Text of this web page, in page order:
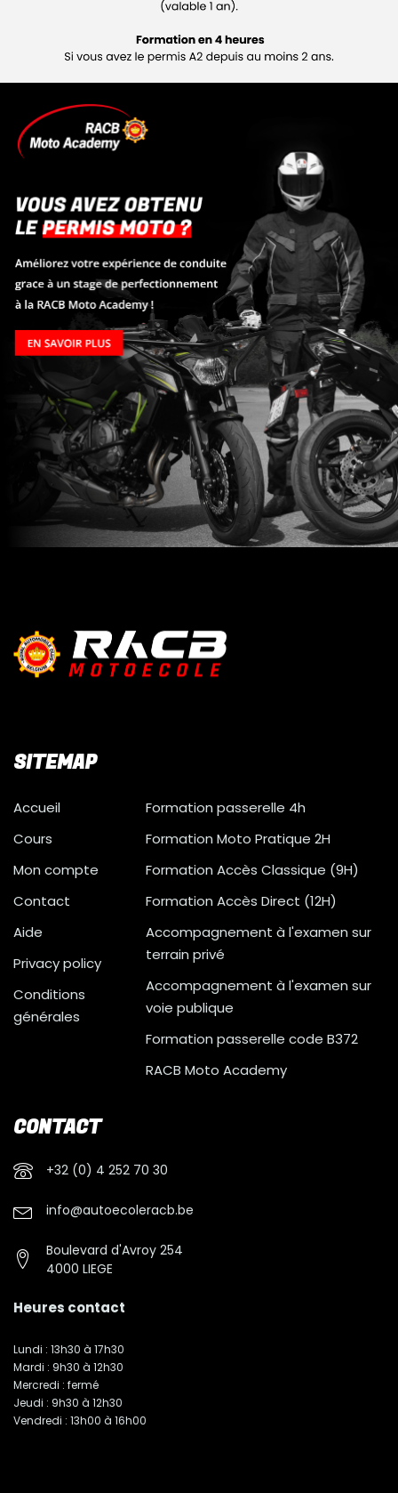
SITEMAP
Accueil
Cours
Mon compte
Contact
Aide
Privacy policy
Conditions
générales
Formation passerelle 4h
Formation Moto Pratique 2H
Formation Accès Classique (9H)
Formation Accès Direct (12H)
Accompagnement à l'examen sur
terrain privé
Accompagnement à l'examen sur
voie publique
Formation passerelle code B372
RACB Moto Academy
CONTACT
+32 (0) 4 252 70 30
info@autoecoleracb.be
Boulevard d'Avroy 254
4000 LIEGE
Heures contact
Lundi : 13h30 à 17h30
Mardi : 9h30 à 12h30
Mercredi : fermé
Jeudi : 9h30 à 12h30
Vendredi : 13h00 à 16h00